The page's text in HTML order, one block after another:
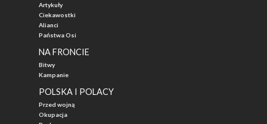
Artykuły
Ciekawostki
Alianci
Państwa Osi
NA FRONCIE
Bitwy
Kampanie
POLSKA I POLACY
Przed wojną
Okupacja